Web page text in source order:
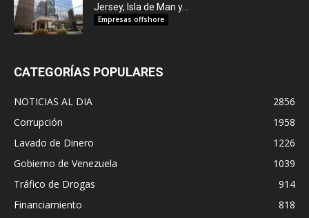
Jersey, Isla de Man y...
Empresas offshore
CATEGORÍAS POPULARES
NOTICIAS AL DIA
2856
Corrupción
1958
Lavado de Dinero
1226
Gobierno de Venezuela
1039
Tráfico de Drogas
914
Financiamiento
818